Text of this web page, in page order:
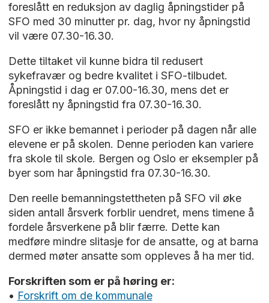
foreslått en reduksjon av daglig åpningstider på
SFO med 30 minutter pr. dag, hvor ny åpningstid
vil være 07.30-16.30.
Dette tiltaket vil kunne bidra til redusert
sykefravær og bedre kvalitet i SFO-tilbudet.
Åpningstid i dag er 07.00-16.30, mens det er
foreslått ny åpningstid fra 07.30-16.30.
SFO er ikke bemannet i perioder på dagen når alle
elevene er på skolen. Denne perioden kan variere
fra skole til skole. Bergen og Oslo er eksempler på
byer som har åpningstid fra 07.30-16.30.
Den reelle bemanningstettheten på SFO vil øke
siden antall årsverk forblir uendret, mens timene å
fordele årsverkene på blir færre. Dette kan
medføre mindre slitasje for de ansatte, og at barna
dermed møter ansatte som oppleves å ha mer tid.
Forskriften som er på høring er:
• Forskrift om de kommunale